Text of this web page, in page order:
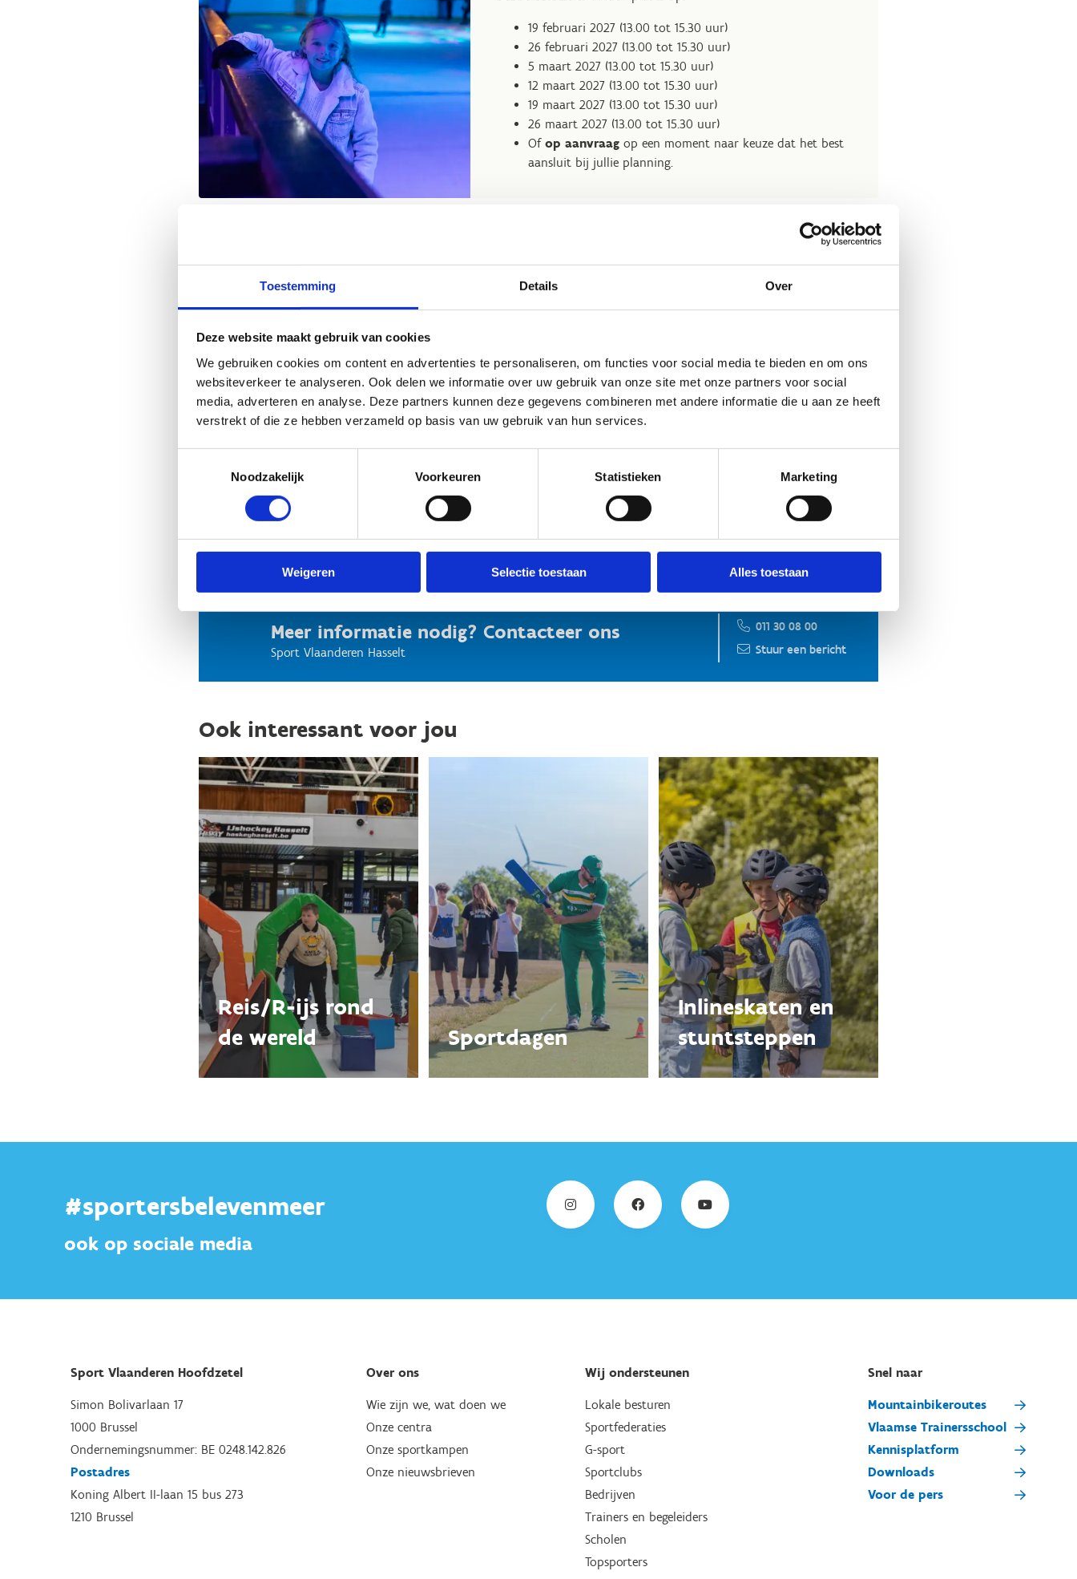
Toestemming Details Over
Deze website maakt gebruik van cookies
We gebruiken cookies om content en advertenties te personaliseren, om functies voor social media te bieden en om ons
websiteverkeer te analyseren. Ook delen we informatie over uw gebruik van onze site met onze partners voor social
media, adverteren en analyse. Deze partners kunnen deze gegevens combineren met andere informatie die u aan ze heeft
verstrekt of die ze hebben verzameld op basis van uw gebruik van hun services.
Noodzakelijk
Voorkeuren Statistieken Marketing
Weigeren Selectie toestaan Alles toestaan
19 februari 2027 (13.00 tot 15.30 uur)
26 februari 2027 (13.00 tot 15.30 uur)
5 maart 2027 (13.00 tot 15.30 uur)
12 maart 2027 (13.00 tot 15.30 uur)
19 maart 2027 (13.00 tot 15.30 uur)
26 maart 2027 (13.00 tot 15.30 uur)
Ofop aanvraag op een moment naar keuze dat het best
aansluit bij jullie planning.
Hoe parkeren?
Er is ruim voldoende parkeergelegenheid voor zowel auto’s als
schoolbussen. Goed om te weten: schoolbussen parkeren
gratis.
Geef ons vooraf een seintje. Dan zetten wij de koffie klaar en
zorgen voor een stukje cake.
Hoe bereik je ons
Meer informatie nodig? Contacteer ons
Sport Vlaanderen Hasselt
011 30 08 00
Stuur een bericht
Ook interessant voor jou
Reis/R-ijs rond
de wereld
Sportdagen
Inlineskaten en
stuntsteppen
#sportersbelevenmeer
ook op sociale media
Sport Vlaanderen Hoofdzetel
Simon Bolivarlaan 17
1000 Brussel
Ondernemingsnummer: BE 0248.142.826
Postadres
Koning Albert II-laan 15 bus 273
1210 Brussel
Over ons
Wie zijn we, wat doen we
Onze centra
Onze sportkampen
Onze nieuwsbrieven
Wij ondersteunen
Lokale besturen
Sportfederaties
G-sport
Sportclubs
Bedrijven
Trainers en begeleiders
Scholen
Topsporters
Snel naar
Mountainbikeroutes
Vlaamse Trainersschool
Kennisplatform
Downloads
Voor de pers